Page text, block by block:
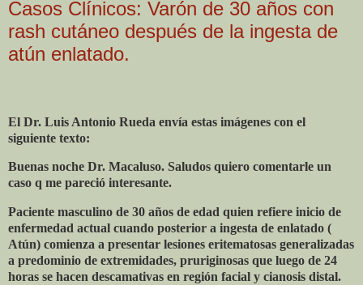
Casos Clínicos: Varón de 30 años con
rash cutáneo después de la ingesta de
atún enlatado.
El Dr. Luis Antonio Rueda envía estas imágenes con el
siguiente texto:
Buenas noche Dr. Macaluso. Saludos quiero comentarle un
caso q me pareció interesante.
Paciente masculino de 30 años de edad quien refiere inicio de
enfermedad actual cuando posterior a ingesta de enlatado (
Atún) comienza a presentar lesiones eritematosas generalizadas
a predominio de extremidades, pruriginosas que luego de 24
horas se hacen descamativas en región facial y cianosis distal.